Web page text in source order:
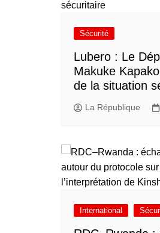
Sécurité
Lubero : Le
Makuke
de la situation
La République
International